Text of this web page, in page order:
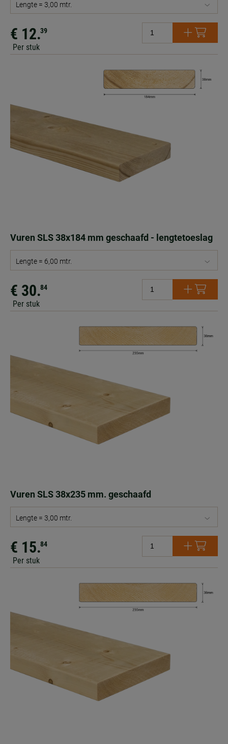
Lengte = 3,00 mtr.
€ 12.39
Per stuk
Vuren SLS 38x184 mm geschaafd - lengtetoeslag
Lengte = 6,00 mtr.
€ 30.84
Per stuk
Vuren SLS 38x235 mm. geschaafd
Lengte = 3,00 mtr.
€ 15.84
Per stuk